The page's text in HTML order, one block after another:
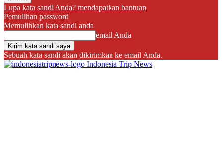
Lupa kata sandi Anda? mendapatkan bantuan
Pemulihan password
Memulihkan kata sandi anda
email Anda
Sebuah kata sandi akan dikirimkan ke email Anda.
Indonesia Trip News